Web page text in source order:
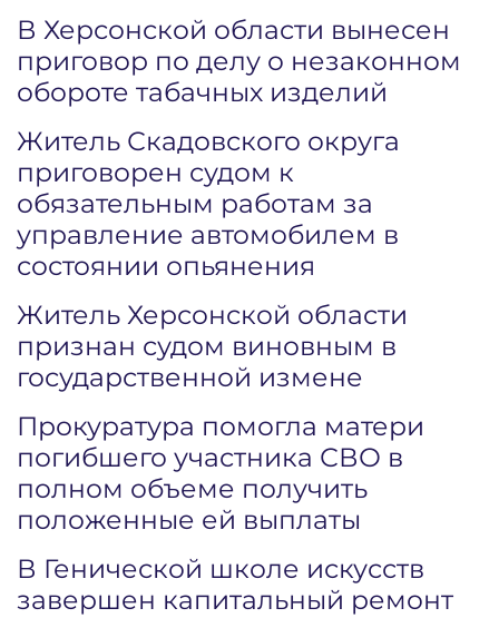
В Херсонской области вынесен
приговор по делу о незаконном
обороте табачных изделий
Житель Скадовского округа
приговорен судом к
обязательным работам за
управление автомобилем в
состоянии опьянения
Житель Херсонской области
признан судом виновным в
государственной измене
Прокуратура помогла матери
погибшего участника СВО в
полном объеме получить
положенные ей выплаты
В Генической школе искусств
завершен капитальный ремонт